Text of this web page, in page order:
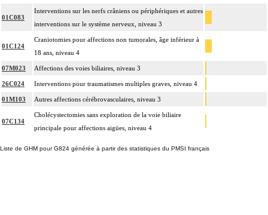
01C083
Interventions sur les nerfs crâniens ou périphériques et autres
interventions sur le système nerveux, niveau 3
01C124
Craniotomies pour affections non tumorales, âge inférieur à
18 ans, niveau 4
07M023 Affections des voies biliaires, niveau 3
26C024 Interventions pour traumatismes multiples graves, niveau 4
01M103 Autres affections cérébrovasculaires, niveau 3
07C134
Cholécystectomies sans exploration de la voie biliaire
principale pour affections aigües, niveau 4
Liste de GHM pour G824 générée à partir des statistiques du PMSI français